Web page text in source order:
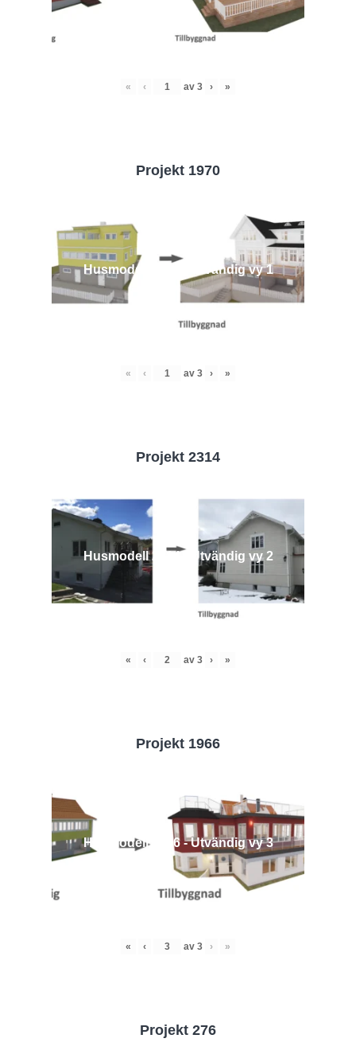
« ‹ av 3 › »
Projekt 1970
Husmodell 1970 - Utvändig vy 1
« ‹ av 3 › »
Projekt 2314
Husmodell 2314 - Utvändig vy 2
« ‹ av 3 › »
Projekt 1966
Husmodell 1966 - Utvändig vy 3
« ‹ av 3 › »
Projekt 276